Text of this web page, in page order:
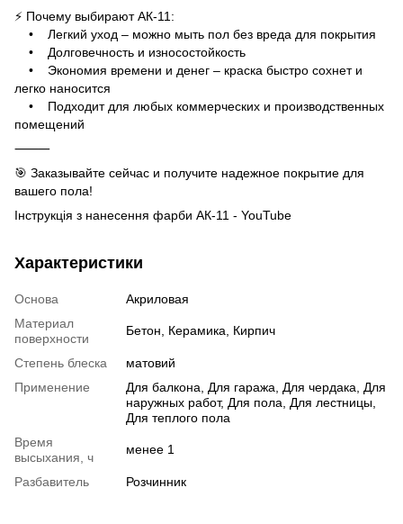
⚡ Почему выбирают АК‑11:
• Легкий уход – можно мыть пол без вреда для покрытия
• Долговечность и износостойкость
• Экономия времени и денег – краска быстро сохнет и
легко наносится
• Подходит для любых коммерческих и производственных
помещений
⸻
🎯 Заказывайте сейчас и получите надежное покрытие для
вашего пола!
Інструкція з нанесення фарби АК-11 - YouTube
Характеристики
Основа
Акриловая
Материал
поверхности
Бетон, Керамика, Кирпич
Степень блеска
матовий
Применение
Для балкона, Для гаража, Для чердака, Для
наружных работ, Для пола, Для лестницы,
Для теплого пола
Время
высыхания, ч
менее 1
Разбавитель Розчинник